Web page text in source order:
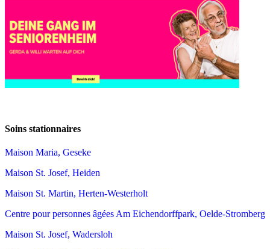
Soins stationnaires
Maison Maria, Geseke
Maison St. Josef, Heiden
Maison St. Martin, Herten-Westerholt
Centre pour personnes âgées Am Eichendorffpark, Oelde-Stromberg
Maison St. Josef, Wadersloh